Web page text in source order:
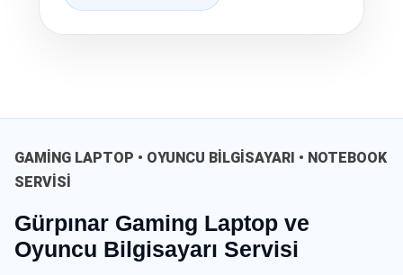
GAMING LAPTOP • OYUNCU BILGISAYARI • NOTEBOOK
SERVISI
Gürpınar Gaming Laptop ve
Oyuncu Bilgisayarı Servisi